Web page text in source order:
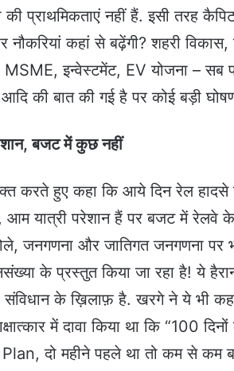
की प्राथमिकताएं नहीं हैं. इसी तरह
कहां से बढ़ेंगी? शहरी विकास,
MSME, इन्वेस्टमेंट, EV योजना –
की बात की गई है पर कोई बड़ी
बजट में कुछ नहीं
करते हुए कहा कि आये दिन रेल हादसे
आम यात्री परेशान हैं पर बजट में रेलवे
जनगणना और जातिगत जनगणना पर
के प्रस्तुत किया जा रहा है! ये
संविधान के ख़िलाफ़ है. खरगे ने ये भी
में दावा किया था कि “100
दो महीने पहले था तो कम से कम